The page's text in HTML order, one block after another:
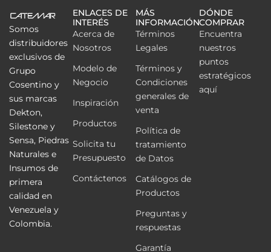
Somos
distribuidores
exclusivos de
Grupo
Cosentino y
sus marcas
Dekton,
Silestone y
Sensa, Piedras
Naturales e
Insumos de
primera
calidad en
Venezuela y
Colombia.
ENLACES DE
INTERÉS
Acerca de
Nosotros
Modelo de
Negocio
Inspiración
Productos
Solicita tu
Presupuesto
Contáctenos
MÁS
INFORMACIÓN
Términos
Legales
Términos y
Condiciones
generales de
venta
Política de
tratamiento
de Datos
Catálogos de
Productos
Preguntas y
respuestas
Garantía
DÓNDE
COMPRAR
Encuentra
nuestros
puntos
estratégicos
aquí